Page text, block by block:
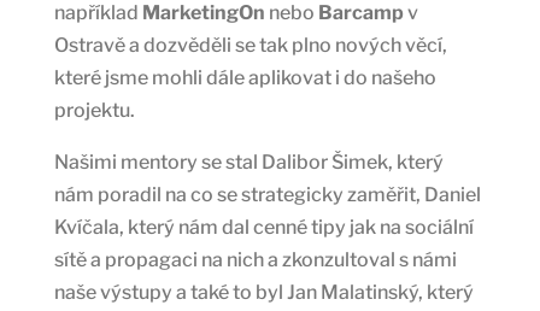
například MarketingOn nebo Barcampv
Ostravě a dozvěděli se tak plno nových věcí,
které jsme mohli dále aplikovat i do našeho
projektu.
Našimi mentory se stal Dalibor Šimek, který
nám poradil na co se strategicky zaměřit, Daniel
Kvíčala, který nám dal cenné tipy jak na sociální
sítě a propagaci na nich a zkonzultoval s námi
naše výstupy a také to byl Jan Malatinský, který